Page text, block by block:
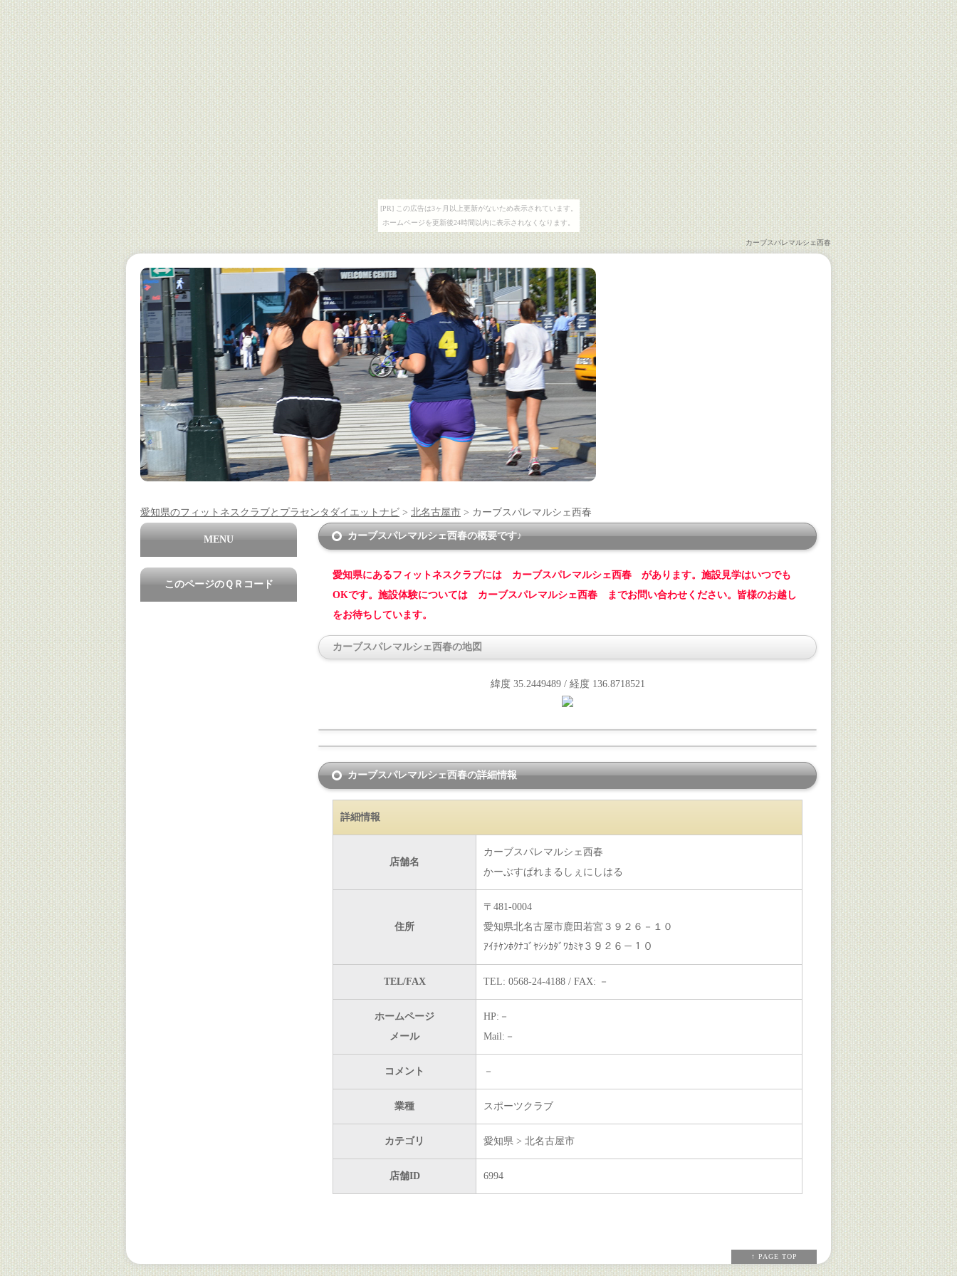
[PR] この広告は3ヶ月以上更新がないため表示されています。
ホームページを更新後24時間以内に表示されなくなります。
カーブスパレマルシェ西春
愛知県のフィットネスクラブとプラセンタダイエットナビ > 北名古屋市 > カーブスパレマルシェ西春
カーブスパレマルシェ西春の概要です♪
愛知県にあるフィットネスクラブには カーブスパレマルシェ西春 があります。施設見学はいつでも
OKです。施設体験については カーブスパレマルシェ西春 までお問い合わせください。皆様のお越し
をお待ちしています。
カーブスパレマルシェ西春の地図
緯度 35.2449489 / 経度 136.8718521
カーブスパレマルシェ西春の詳細情報
詳細情報
店舗名
カーブスパレマルシェ西春
かーぶすぱれまるしぇにしはる
住所
〒481-0004
愛知県北名古屋市鹿田若宮３９２６－１０
ｱｲﾁｹﾝﾎｸﾅｺﾞﾔｼｼｶﾀﾞﾜｶﾐﾔ３９２６－１０
TEL/FAX TEL: 0568-24-4188 / FAX: －
ホームページ
メール
HP:－
Mail:－
コメント －
業種 スポーツクラブ
カテゴリ 愛知県 > 北名古屋市
店舗ID 6994
MENU
このページのＱＲコード
↑ PAGE TOP